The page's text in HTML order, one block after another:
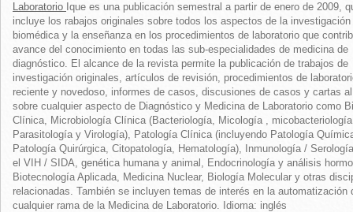
Laboratorio Ique es una publicación semestral a partir de enero de 2009,
incluye los rabajos originales sobre todos los aspectos de la investigación
biomédica y la enseñanza en los procedimientos de laboratorio que
avance del conocimiento en todas las sub-especialidades de medicina de
diagnóstico. El alcance de la revista permite la publicación de trabajos de
investigación originales, artículos de revisión, procedimientos de
reciente y novedoso, informes de casos, discusiones de casos y cartas
sobre cualquier aspecto de Diagnóstico y Medicina de Laboratorio como
Clínica, Microbiología Clínica (Bacteriología, Micología ,
Parasitología y Virología), Patología Clínica (incluyendo Patología
Patología Quirúrgica, Citopatología, Hematología), Inmunología /
el VIH / SIDA, genética humana y animal, Endocrinología y análisis
Biotecnología Aplicada, Medicina Nuclear, Biología Molecular y otras
relacionadas. También se incluyen temas de interés en la automatización
cualquier rama de la Medicina de Laboratorio. Idioma: inglés